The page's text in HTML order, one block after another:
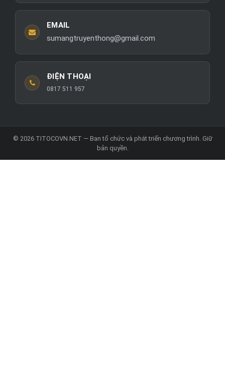
EMAIL
sumangtruyenthong@gmail.com
ĐIỆN THOẠI
0817 511 957
© 2026 TITOCOVN.NET — Ban tổ chức và phát triển chương trình. Giữ
bản quyền.